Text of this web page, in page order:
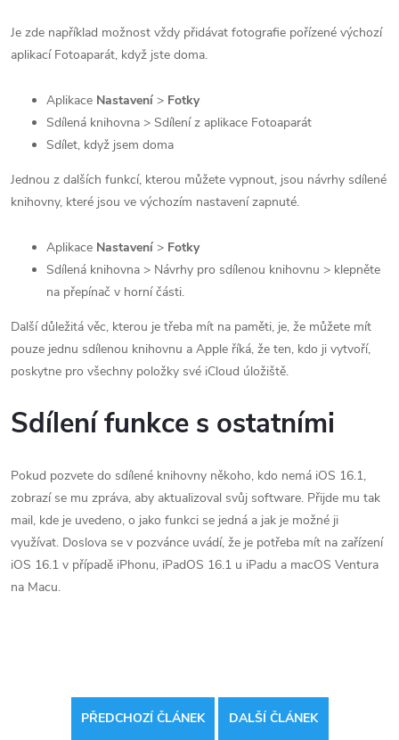
Je zde například možnost vždy přidávat fotografie pořízené výchozí
aplikací Fotoaparát, když jste doma.
Aplikace Nastavení > Fotky
Sdílená knihovna > Sdílení z aplikace Fotoaparát
Sdílet, když jsem doma
Jednou z dalších funkcí, kterou můžete vypnout, jsou návrhy sdílené
knihovny, které jsou ve výchozím nastavení zapnuté.
Aplikace Nastavení > Fotky
Sdílená knihovna > Návrhy pro sdílenou knihovnu > klepněte
na přepínač v horní části.
Další důležitá věc, kterou je třeba mít na paměti, je, že můžete mít
pouze jednu sdílenou knihovnu a Apple říká, že ten, kdo ji vytvoří,
poskytne pro všechny položky své iCloud úložiště.
Sdílení funkce s ostatními
Pokud pozvete do sdílené knihovny někoho, kdo nemá iOS 16.1,
zobrazí se mu zpráva, aby aktualizoval svůj software. Přijde mu tak
mail, kde je uvedeno, o jako funkci se jedná a jak je možné ji
využívat. Doslova se v pozvánce uvádí, že je potřeba mít na zařízení
iOS 16.1 v případě iPhonu, iPadOS 16.1 u iPadu a macOS Ventura
na Macu.
PŘEDCHOZÍ ČLÁNEK DALŠÍ ČLÁNEK